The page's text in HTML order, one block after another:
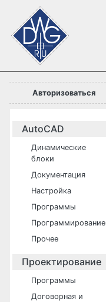
Авторизоваться
AutoCAD
Динамические
блоки
Документация
Настройка
Программы
Программирование
Прочее
Проектирование
Программы
Договорная и